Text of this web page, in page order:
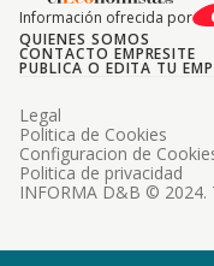
Información ofrecida por
QUIENES SOMOS
CONTACTO EMPRESITE
PUBLICA O EDITA TU
INFORMA D&B ©
Legal
Politica de Cookies
Configuracion de
Politica de privacidad